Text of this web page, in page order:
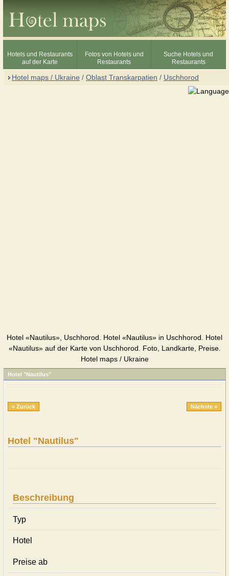
Hotels und Restaurants
auf der Karte
Fotos von Hotels und
Restaurants
Suche Hotels und
Restaurants
Hotel maps / Ukraine / Oblast Transkarpatien / Uschhorod
Hotel «Nautilus», Uschhorod. Hotel «Nautilus» in Uschhorod. Hotel
«Nautilus» auf der Karte von Uschhorod. Foto, Landkarte, Preise.
Hotel maps / Ukraine
Hotel "Nautilus"
« Zurück Nächste »
Hotel "Nautilus"
Beschreibung
Typ
Hotel
Preise ab